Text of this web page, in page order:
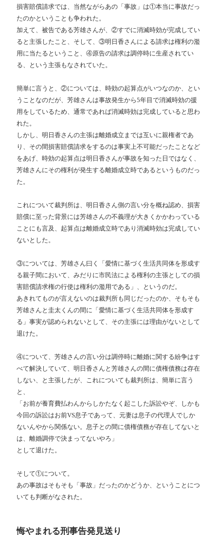
損害賠償請求では、当然ながらあの「事故」は①本当に事故だっ
たのかということも争われた。
加えて、被告である芳雄さんが、②すでに消滅時効が完成してい
ると主張したこと、そして、③明日香さんによる請求は権利の濫
用に当たるということ、④原告の請求は調停時に生産されてい
る、という主張もなされていた。
簡単に言うと、②については、時効の起算点がいつなのか、とい
うことなのだが、芳雄さんは事故発生から5年目で消滅時効の援
用をしているため、通常であれば消滅時効は完成していると思わ
れた。
しかし、明日香さんの主張は離婚成立までは互いに親権者であ
り、その間損害賠償請求をするのは事実上不可能だったことなど
をあげ、時効の起算点は明日香さんが事故を知った日ではなく、
芳雄さんにその権利が発生する離婚成立時であるというものだっ
た。
これについて裁判所は、明日香さん側の言い分を概ね認め、損害
賠償に至った背景には芳雄さんの不義理が大きくかかわっている
ことにも言及、起算点は離婚成立時であり消滅時効は完成してい
ないとした。
③については、芳雄さん曰く「愛情に基づく生活共同体を形成す
る親子間において、みだりに市民法による権利の主張としての損
害賠償請求権の行使は権利の濫用である」、というのだ。
あきれてものが言えないのは裁判所も同じだったのか、そもそも
芳雄さんと圭太くんの間に「愛情に基づく生活共同体を形成す
る」事実が認められないとして、その主張には理由がないとして
退けた。
④について、芳雄さんの言い分は調停時に離婚に関する紛争はす
べて解決していて、明日香さんと芳雄さんの間に債権債務は存在
しない、と主張したが、これについても裁判所は、簡単に言う
と、
「お前が養育費払わんからしかたなく起こした訴訟やぞ、しかも
今回の訴訟はお前VS息子であって、元妻は息子の代理人でしか
ないんやから関係ない。息子との間に債権債務が存在してないと
は、離婚調停で決まってないやろ」
として退けた。
そして①について。
あの事故はそもそも「事故」だったのかどうか、ということにつ
いても判断がなされた。
悔やまれる刑事告発見送り